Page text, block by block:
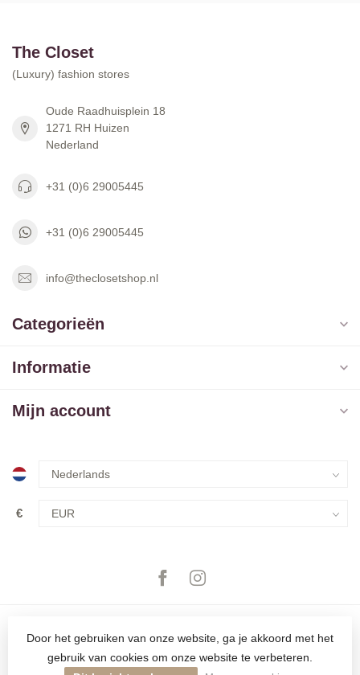
The Closet
(Luxury) fashion stores
Oude Raadhuisplein 18
1271 RH Huizen
Nederland
+31 (0)6 29005445
+31 (0)6 29005445
info@theclosetshop.nl
Categorieën
Informatie
Mijn account
€
Door het gebruiken van onze website, ga je akkoord met het
gebruik van cookies om onze website te verbeteren.